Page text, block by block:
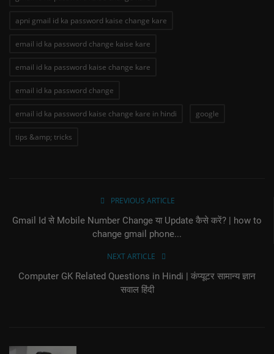
apni gmail id ka password kaise change kare
email id ka password change kaise kare
email id ka password kaise change kare
email id ka password change
email id ka password kaise change kare in hindi google
tips &amp; tricks
PREVIOUS ARTICLE
Gmail Id से Mobile Number Change या Update कैसे करें? | how to
change gmail phone...
NEXT ARTICLE
Computer GK Related Questions in Hindi | कंप्यूटर सामान्य ज्ञान
सवाल हिंदी